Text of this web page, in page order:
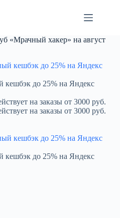
«Мрачный хакер» на август
до 25% на Яндекс
на заказы от 3000 руб.
на заказы от 3000 руб.
до 25% на Яндекс